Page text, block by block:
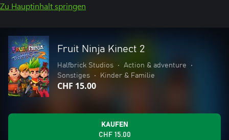
Zu Hauptinhalt springen
Fruit Ninja Kinect 2
Halfbrick Studios • Action & adventure
•
Sonstiges
• Kinder & Familie
CHF 15.00
KAUFEN
CHF 15.00